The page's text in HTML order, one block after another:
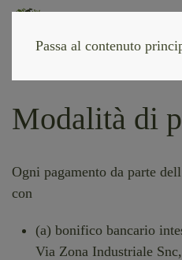
Passa al contenuto
Modalità di
Ogni pagamento da parte
con
(a) bonifico bancario
Via Zona Industriale